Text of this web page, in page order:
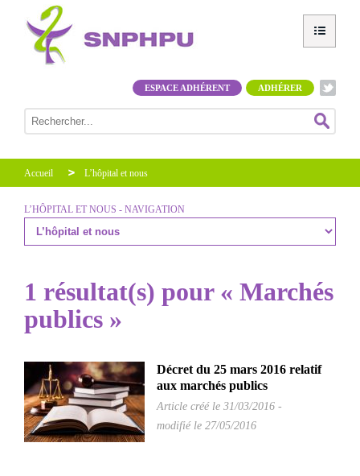
ADHÉRER
ESPACE ADHÉRENT
Accueil L’hôpital et nous
L’HÔPITAL ET NOUS - NAVIGATION
1 résultat(s) pour « Marchés
publics »
Décret du 25 mars 2016 relatif
aux marchés publics
Article créé le 31/03/2016 -
modifié le 27/05/2016